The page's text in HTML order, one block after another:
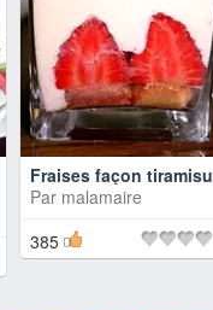
Fraises façon tiramisu
Par malamaire
385